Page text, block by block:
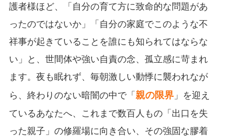
護者様ほど、「自分の育て方に致命的な問題があ
ったのではないか」「自分の家庭でこのような不
祥事が起きていることを誰にも知られてはならな
い」と、世間体や強い自責の念、孤立感に苛まれ
ます。夜も眠れず、毎朝激しい動悸に襲われなが
ら、終わりのない暗闇の中で「 親の限界」を迎え
ているあなたへ、これまで数百人もの「出口を失
った親子」の修羅場に向き合い、その強固な膠着